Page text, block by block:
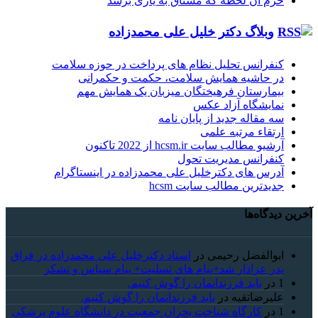
وبلاگ دکتر خلیل علی محمدزاده
کنفرانس تحلیل نظام های پرداخت در حوزه سلامت
در حاشیه همایش سلامت، حکمت و حکمرانی
بیمارستان فرهیختگان میزبان یک همایش مهم
نمایشگاه آزاد عکس
سه مقاله جدید از پایان نامه
ارتقاء مرتبه علمی
آرشیو مطالب سایت hcsm.ir از 2022 تاکنون
کنفرانس مدیریت تحول
آدرس های دکترخلیل علی محمدزاده در اینستاگرام
جدیدترین مطالب سایت hcsm
آخرین دیدگاه‌ها
ابوالفضل رحیمی در
استاد دکترخلیل علی محمدزاده در فراق
پدر عزادار شد+پیام های تسلیت+ پیام سپاس و تشکر
1 در باید فرزندانمان را گوش کنیم.
علیرضاتقیه در باید فرزندانمان را گوش کنیم.
1 در کارگاه شناخت بحران جمعیت در دانشگاه علوم پزشکی